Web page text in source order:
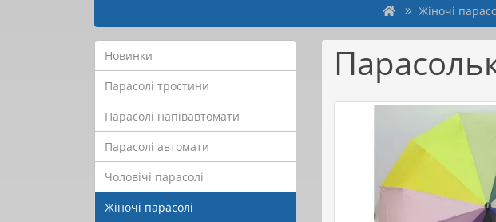
Жіночі
Новинки
Парасолі тростини
Парасолі напівавтомати
Парасолі автомати
Чоловічі парасолі
Жіночі парасолі